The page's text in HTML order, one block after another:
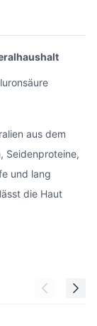
aus dem
Seidenproteine,
und lang
die Haut